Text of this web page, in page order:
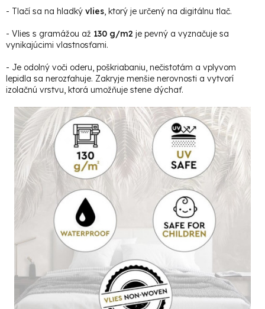
- Tlačí sa na hladký vlies, ktorý je určený na digitálnu tlač.
- Vlies s gramážou až 130 g/m2 je pevný a vyznačuje sa
vynikajúcimi vlastnosťami.
- Je odolný voči oderu, poškriabaniu, nečistotám a vplyvom
lepidla sa nerozťahuje. Zakryje menšie nerovnosti a vytvorí
izolačnú vrstvu, ktorá umožňuje stene dýchať.